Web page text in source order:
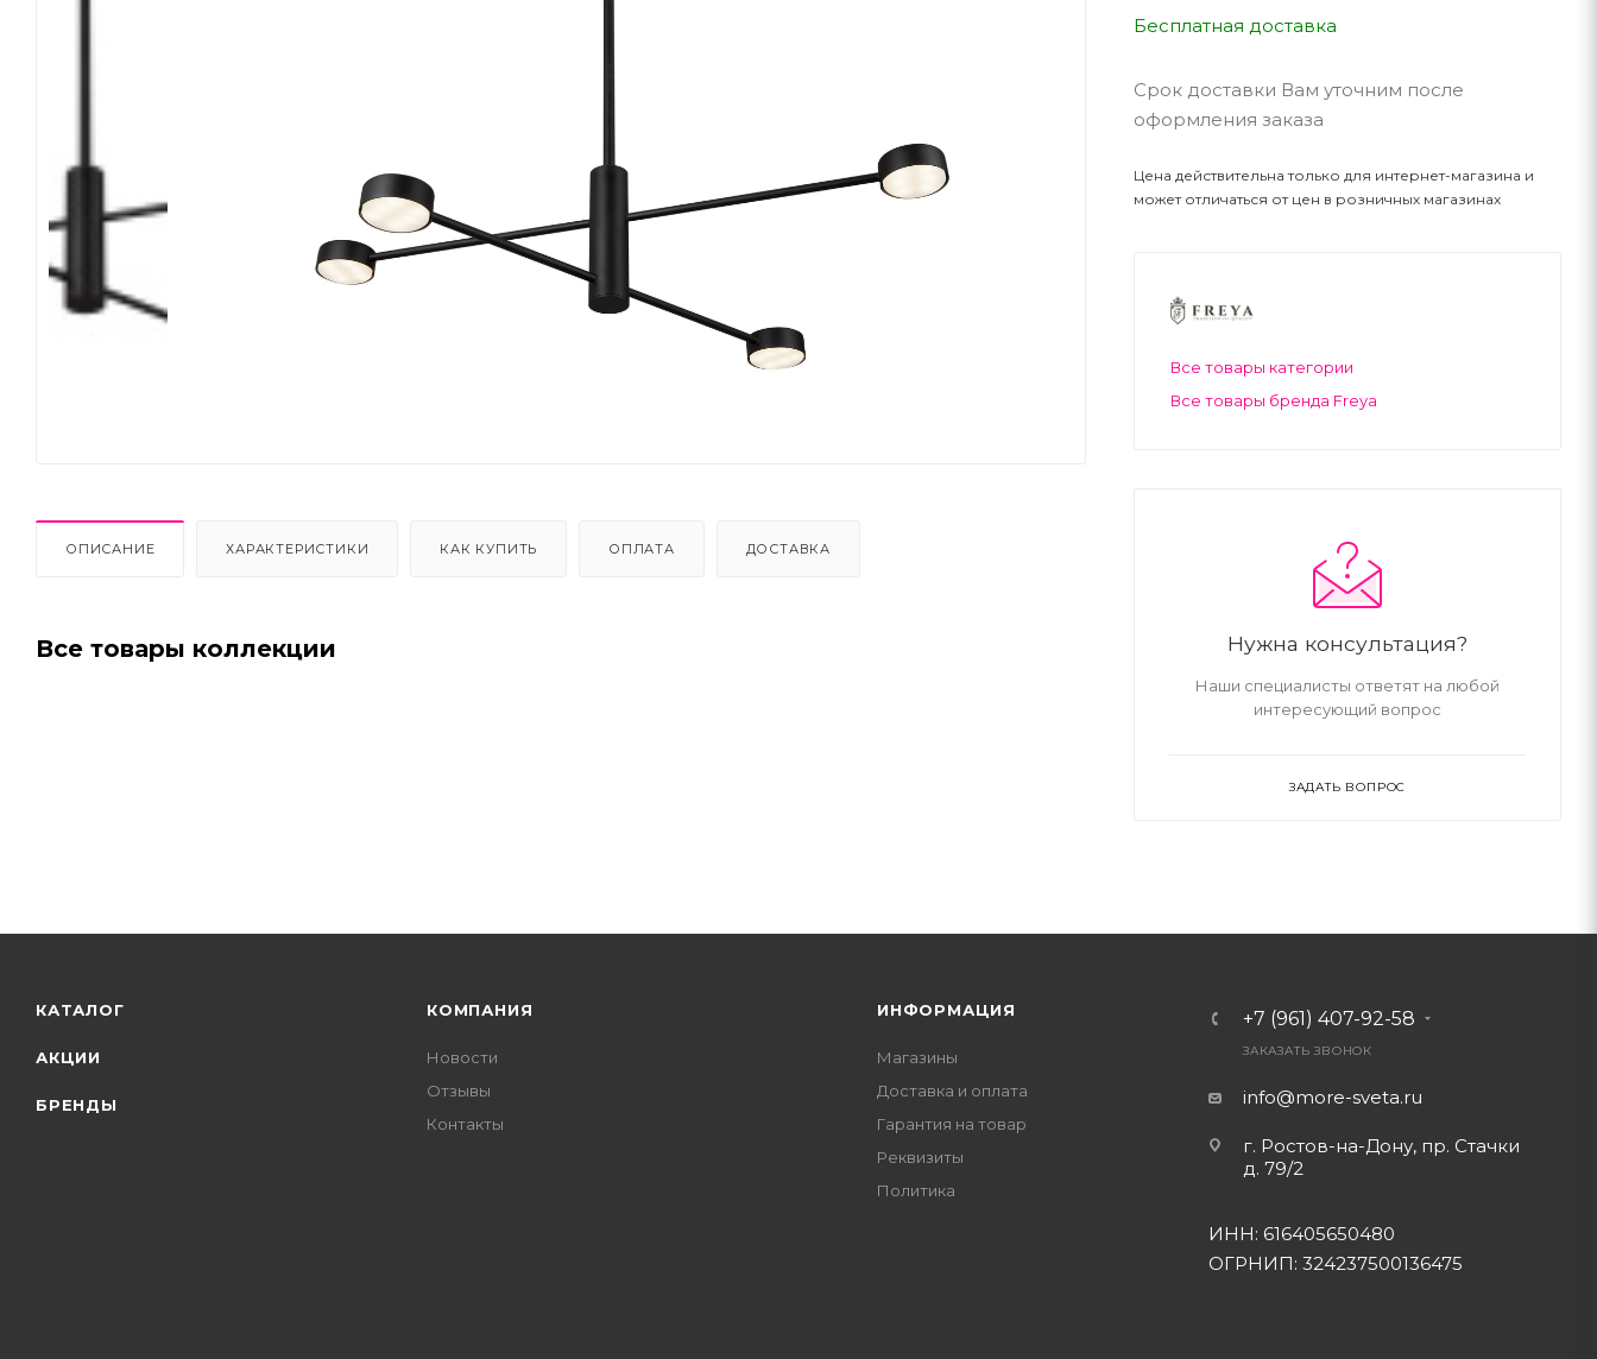
ОПИСАНИЕ ХАРАКТЕРИСТИКИ КАК КУПИТЬ ОПЛАТА ДОСТАВКА
Все товары коллекции
Бесплатная доставка
Срок доставки Вам уточним после
оформления заказа
Цена действительна только для интернет-магазина и
может отличаться от цен в розничных магазинах
Все товары категории
Все товары бренда Freya
Нужна консультация?
Наши специалисты ответят на любой
интересующий вопрос
ЗАДАТЬ ВОПРОС
КАТАЛОГ
АКЦИИ
БРЕНДЫ
КОМПАНИЯ
Новости
Отзывы
Контакты
ИНФОРМАЦИЯ
Магазины
Доставка и оплата
Гарантия на товар
Реквизиты
Политика
+7 (961) 407-92-58
ЗАКАЗАТЬ ЗВОНОК
info@more-sveta.ru
г. Ростов-на-Дону, пр. Стачки
д. 79/2
ИНН: 616405650480
ОГРНИП: 324237500136475